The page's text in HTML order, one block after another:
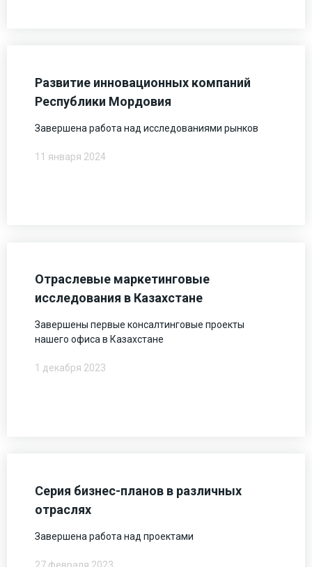
Развитие инновационных компаний
Республики Мордовия
Завершена работа над исследованиями рынков
11 января 2024
Отраслевые маркетинговые
исследования в Казахстане
Завершены первые консалтинговые проекты
нашего офиса в Казахстане
1 декабря 2023
Серия бизнес-планов в различных
отраслях
Завершена работа над проектами
27 февраля 2023